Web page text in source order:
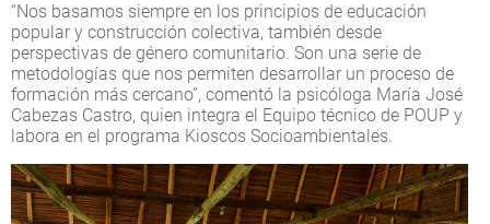
“Nos basamos siempre en los principios de educación
popular y construcción colectiva, también desde
perspectivas de género comunitario. Son una serie de
metodologías que nos permiten desarrollar un proceso de
formación más cercano”, comentó la psicóloga María José
Cabezas Castro, quien integra el Equipo técnico de POUP y
labora en el programa Kioscos Socioambientales.